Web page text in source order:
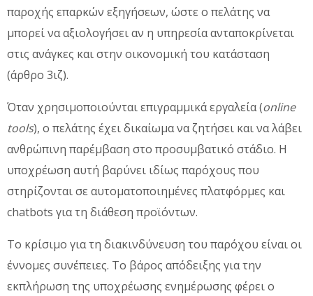
παροχής επαρκών εξηγήσεων, ώστε ο πελάτης να
μπορεί να αξιολογήσει αν η υπηρεσία ανταποκρίνεται
στις ανάγκες και στην οικονομική του κατάσταση
(άρθρο 3ιζ).
Όταν χρησιμοποιούνται επιγραμμικά εργαλεία (online
tools), ο πελάτης έχει δικαίωμα να ζητήσει και να λάβει
ανθρώπινη παρέμβαση στο προσυμβατικό στάδιο. Η
υποχρέωση αυτή βαρύνει ιδίως παρόχους που
στηρίζονται σε αυτοματοποιημένες πλατφόρμες και
chatbots για τη διάθεση προϊόντων.
Το κρίσιμο για τη διακινδύνευση του παρόχου είναι οι
έννομες συνέπειες. Το βάρος απόδειξης για την
εκπλήρωση της υποχρέωσης ενημέρωσης φέρει ο